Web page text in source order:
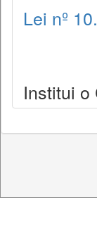
Lei nº
Institui o